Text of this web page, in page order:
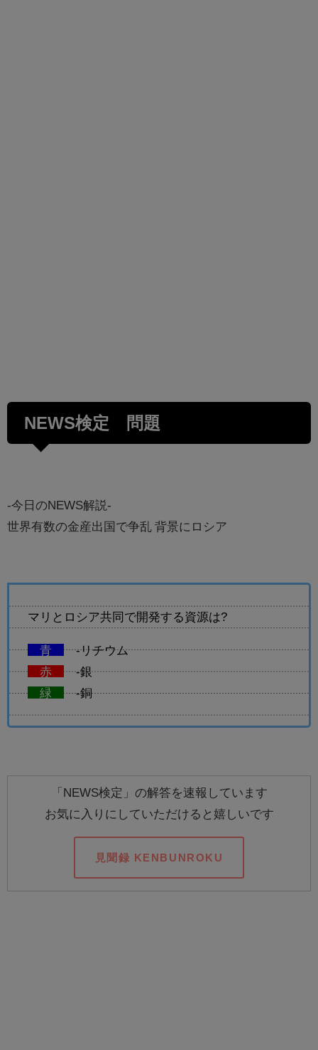
NEWS検定 問題
-今日のNEWS解説-
世界有数の金産出国で争乱 背景にロシア
マリとロシア共同で開発する資源は?
青
-リチウム
赤
-銀
緑
-銅
「NEWS検定」の解答を速報しています
お気に入りにしていただけると嬉しいです
見聞録 KENBUNROKU